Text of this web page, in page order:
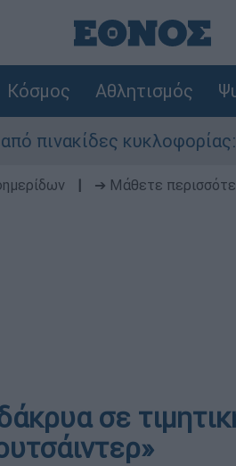
Κόσμος Αθλητισμός
κυκλοφορίας:
➔ Μάθετε
σε